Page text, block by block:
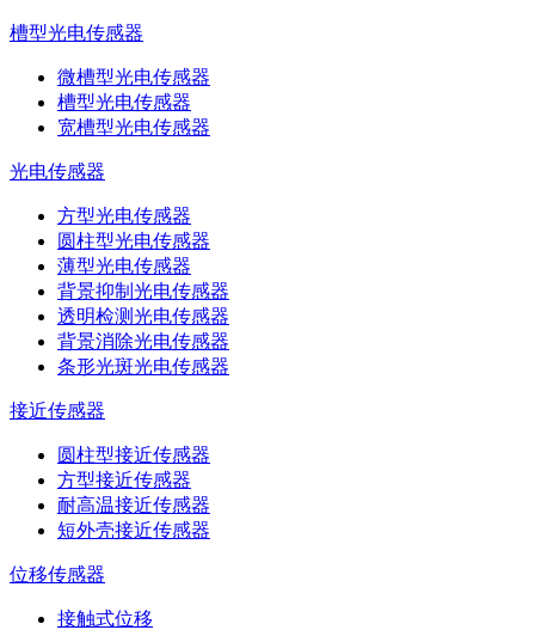
槽型光电传感器
微槽型光电传感器
槽型光电传感器
宽槽型光电传感器
光电传感器
方型光电传感器
圆柱型光电传感器
薄型光电传感器
背景抑制光电传感器
透明检测光电传感器
背景消除光电传感器
条形光斑光电传感器
接近传感器
圆柱型接近传感器
方型接近传感器
耐高温接近传感器
短外壳接近传感器
位移传感器
接触式位移